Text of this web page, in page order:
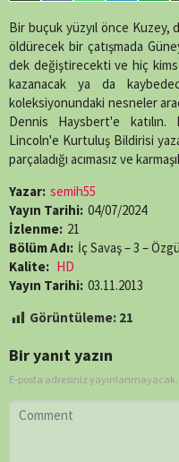
line89
on
X
(Twitter)
on
Facebook
on
WhatsApp
on
Telegram
on
SMS
Bir buçuk yüzyıl önce Kuzey,
öldürecek bir çatışmada
dek değiştirecekti ve hiç
kazanacak ya da
koleksiyonundaki nesneler
Dennis Haysbert'e katılın.
Lincoln'e Kurtuluş Bildirisi
parçaladığı acımasız ve
Yazar: semih55
Yayın Tarihi: 04/07/2024
İzlenme: 21
Bölüm Adı: İç Savaş – 3 –
Kalite: HD
Yayın Tarihi: 03.11.2013
Görüntüleme: 21
Bir yanıt yazın
E-posta adresiniz yayınlanmayacak.